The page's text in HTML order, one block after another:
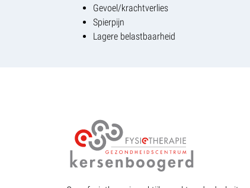
Gevoel/krachtverlies
Spierpijn
Lagere belastbaarheid